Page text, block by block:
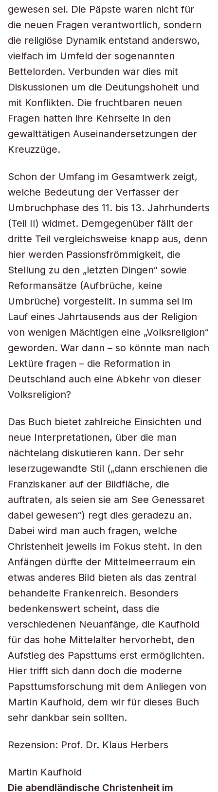
gewesen sei. Die Päpste waren nicht für
die neuen Fragen verantwortlich, sondern
die religiöse Dynamik entstand anderswo,
vielfach im Umfeld der sogenannten
Bettelorden. Verbunden war dies mit
Diskussionen um die Deutungshoheit und
mit Konflikten. Die fruchtbaren neuen
Fragen hatten ihre Kehrseite in den
gewalttätigen Auseinandersetzungen der
Kreuzzüge.
Schon der Umfang im Gesamtwerk zeigt,
welche Bedeutung der Verfasser der
Umbruchphase des 11. bis 13. Jahrhunderts
(Teil II) widmet. Demgegenüber fällt der
dritte Teil vergleichsweise knapp aus, denn
hier werden Passionsfrömmigkeit, die
Stellung zu den „letzten Dingen“ sowie
Reformansätze (Aufbrüche, keine
Umbrüche) vorgestellt. In summa sei im
Lauf eines Jahrtausends aus der Religion
von wenigen Mächtigen eine „Volksreligion“
geworden. War dann – so könnte man nach
Lektüre fragen – die Reformation in
Deutschland auch eine Abkehr von dieser
Volksreligion?
Das Buch bietet zahlreiche Einsichten und
neue Interpretationen, über die man
nächtelang diskutieren kann. Der sehr
leserzugewandte Stil („dann erschienen die
Franziskaner auf der Bildfläche, die
auftraten, als seien sie am See Genessaret
dabei gewesen“) regt dies geradezu an.
Dabei wird man auch fragen, welche
Christenheit jeweils im Fokus steht. In den
Anfängen dürfte der Mittelmeerraum ein
etwas anderes Bild bieten als das zentral
behandelte Frankenreich. Besonders
bedenkenswert scheint, dass die
verschiedenen Neuanfänge, die Kaufhold
für das hohe Mittelalter hervorhebt, den
Aufstieg des Papsttums erst ermöglichten.
Hier trifft sich dann doch die moderne
Papsttumsforschung mit dem Anliegen von
Martin Kaufhold, dem wir für dieses Buch
sehr dankbar sein sollten.
Rezension: Prof. Dr. Klaus Herbers
Martin Kaufhold
Die abendländische Christenheit im